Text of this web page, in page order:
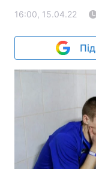
16:00, 15.04.22